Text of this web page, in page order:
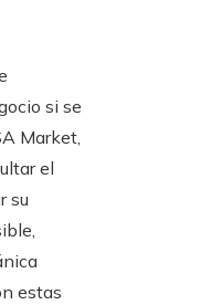
si se
Market,
el
su
estas